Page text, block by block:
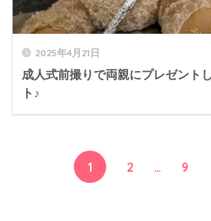
2025年4月21日
成人式前撮りで両親にプレゼント
ト♪
1 2 … 9